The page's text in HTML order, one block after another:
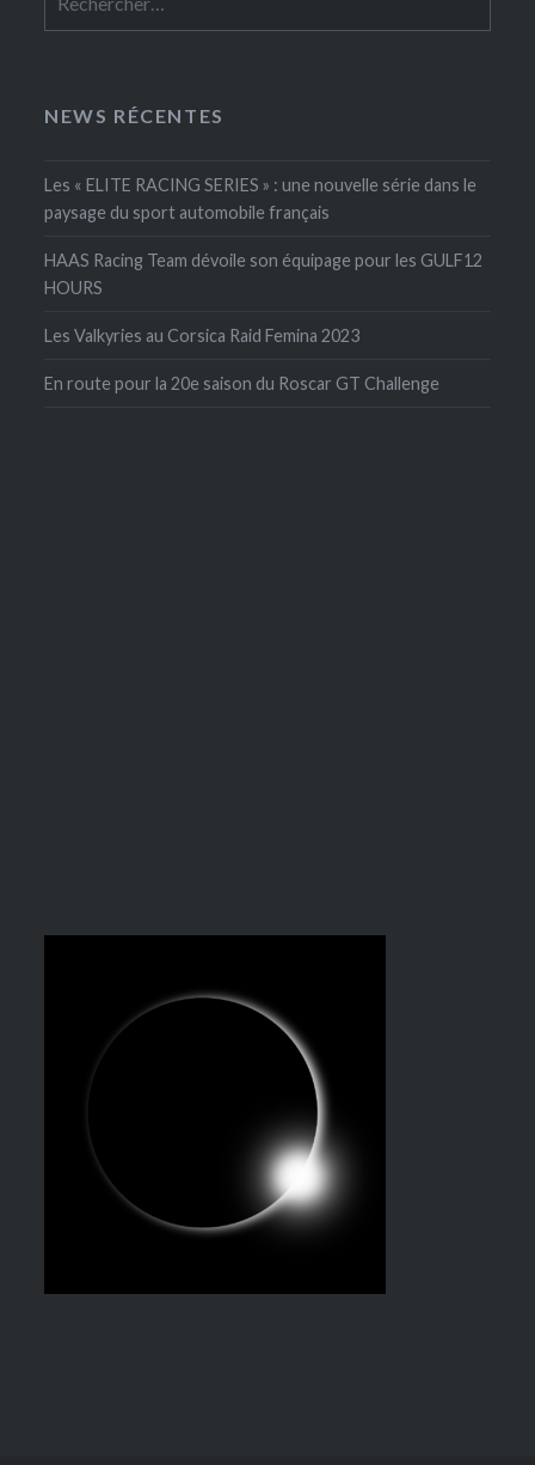
NEWS RÉCENTES
Les « ELITE RACING SERIES » : une nouvelle série dans le
paysage du sport automobile français
HAAS Racing Team dévoile son équipage pour les GULF12
HOURS
Les Valkyries au Corsica Raid Femina 2023
En route pour la 20e saison du Roscar GT Challenge